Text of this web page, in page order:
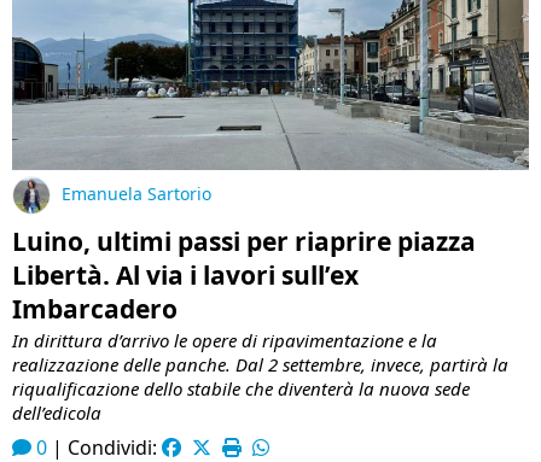
Emanuela Sartorio
Luino, ultimi passi per riaprire piazza
Libertà. Al via i lavori sull’ex
Imbarcadero
In dirittura d’arrivo le opere di ripavimentazione e la
realizzazione delle panche. Dal 2 settembre, invece, partirà la
riqualificazione dello stabile che diventerà la nuova sede
dell’edicola
0 | Condividi: